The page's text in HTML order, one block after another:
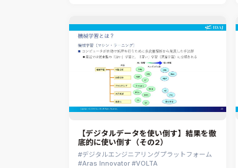
【デジタルデータを使い倒す】結果を徹
底的に使い倒す（その2）
デジタルエンジニアリングプラットフォーム
Aras Innovator
VOLTA